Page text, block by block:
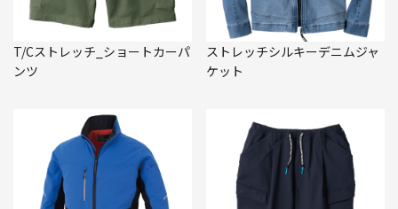
T/Cストレッチ_ショートカーパ
ンツ
ストレッチシルキーデニムジャ
ケット